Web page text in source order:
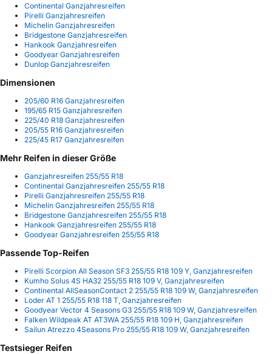
Continental Ganzjahresreifen
Pirelli Ganzjahresreifen
Michelin Ganzjahresreifen
Bridgestone Ganzjahresreifen
Hankook Ganzjahresreifen
Goodyear Ganzjahresreifen
Dunlop Ganzjahresreifen
Dimensionen
205/60 R16 Ganzjahresreifen
195/65 R15 Ganzjahresreifen
225/40 R18 Ganzjahresreifen
205/55 R16 Ganzjahresreifen
225/45 R17 Ganzjahresreifen
Mehr Reifen in dieser Größe
Ganzjahresreifen 255/55 R18
Continental Ganzjahresreifen 255/55 R18
Pirelli Ganzjahresreifen 255/55 R18
Michelin Ganzjahresreifen 255/55 R18
Bridgestone Ganzjahresreifen 255/55 R18
Hankook Ganzjahresreifen 255/55 R18
Goodyear Ganzjahresreifen 255/55 R18
Passende Top-Reifen
Pirelli Scorpion All Season SF3 255/55 R18 109 Y, Ganzjahresreifen
Kumho Solus 4S HA32 255/55 R18 109 V, Ganzjahresreifen
Continental AllSeasonContact 2 255/55 R18 109 W, Ganzjahresreifen
Loder AT 1 255/55 R18 118 T, Ganzjahresreifen
Goodyear Vector 4 Seasons G3 255/55 R18 109 W, Ganzjahresreifen
Falken Wildpeak AT AT3WA 255/55 R18 109 H, Ganzjahresreifen
Sailun Atrezzo 4Seasons Pro 255/55 R18 109 W, Ganzjahresreifen
Testsieger Reifen